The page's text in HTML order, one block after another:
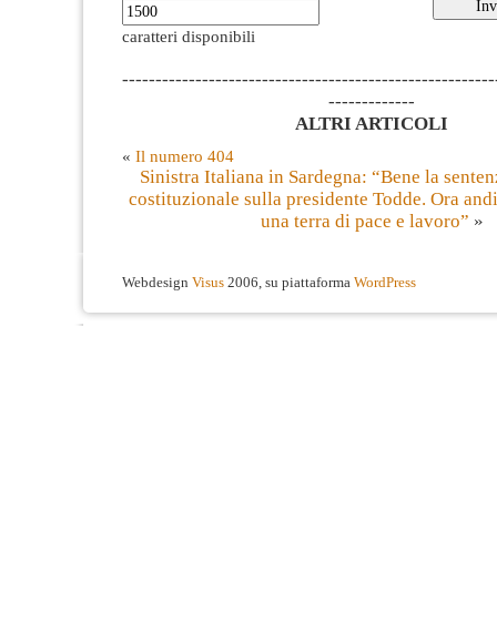
caratteri disponibili
-------------
ALTRI ARTICOLI
« Il numero 404
Sinistra Italiana in Sardegna: “Bene la
costituzionale sulla presidente Todde. Ora
una terra di pace e lavoro” »
Webdesign Visus 2006, su piattaforma WordPress